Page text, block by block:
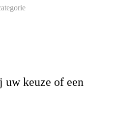
keuze of een